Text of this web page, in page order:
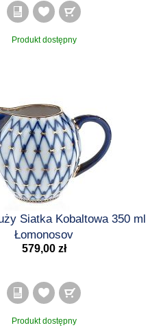
Produkt dostępny
Siatka Kobaltowa 350 ml
Łomonosov
579,00 zł
Produkt dostępny